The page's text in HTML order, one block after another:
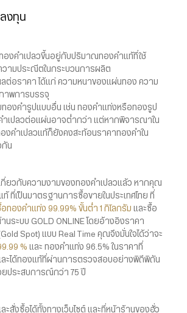
งทุน
องคำเปลวขึ้นอยู่กับปริมาณทองคำแท้ที่ใช้
วามประณีตในกระบวนการผลิต
อราคา ได้แก่ ความหนาของแผ่นทอง ความ
าพการบรรจุ
ทองคำรูปแบบอื่น เช่น ทองคำแท่งหรือทองรูป
เปลวต่อแผ่นอาจต่ำกว่า แต่หากพิจารณาใน
งคำเปลวแท้ก็ยังคงสะท้อนราคาทองคำใน
กัน
กี่ยวกับความงามของทองคำเปลวแล้ว หากคุณ
ท้ ที่เป็นมาตรฐานการซื้อขายในประเทศไทย ที่
ทองคำแท่ง 99.99% ขั้นต่ำ 1 กิโลกรัม และซื้อ
นระบบ GOLD ONLINE โดยอ้างอิงราคา
Spot) แบบ Real Time คุณจึงมั่นใจได้ว่าจะ
% และ ทองคำแท่ง 96.5% ในราคาที่
ละได้ทองแท้ที่ผ่านการตรวจสอบอย่างพิถีพิถัน
ประสบการณ์กว่า 75 ปี
ะสั่งซื้อได้ทั้งทางเว็บไซต์ และที่หน้าร้านของฮั่ว